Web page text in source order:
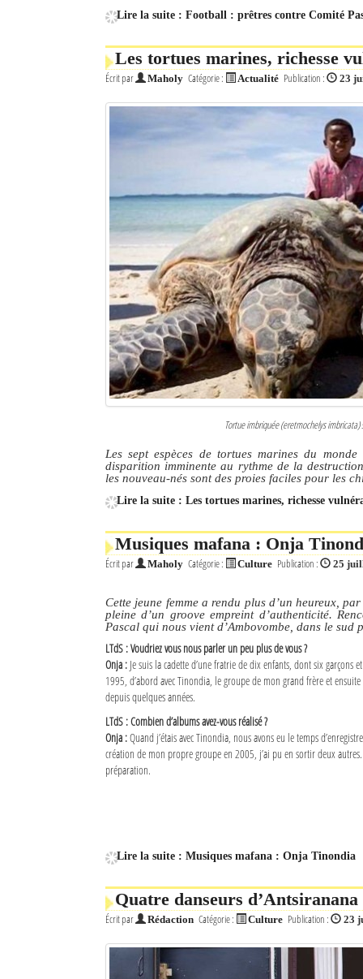
Lire la suite : Football : prêtres contre Comité
Les tortues marines, richesse
Écrit par Maholy Catégorie : Actualité Publication : 23
Tortue imbriquée (eretmochelys
Les sept espèces de tortues marines du
disparition imminente au rythme de la
les nouveau-nés sont des proies faciles pour les
Lire la suite : Les tortues marines, richesse
Musiques mafana : Onja
Écrit par Maholy Catégorie : Culture Publication : 25
Cette jeune femme a rendu plus d’un heureux,
pleine d’un groove empreint d’authenticité.
Pascal qui nous vient d’Ambovombe, dans le sud
LTdS : Voudriez vous nous parler un peu plus de vous ?
Onja : Je suis la cadette d’une fratrie de dix enfants, dont six garçons
1995, d’abord avec Tinondia, le groupe de mon grand frère et
depuis quelques années.
LTdS : Combien d’albums avez-vous réalisé ?
Onja :Quand j’étais avec Tinondia, nous avons eu le temps
création de mon propre groupe en 2005, j’ai pu en sortir deux
préparation.
Lire la suite : Musiques mafana : Onja Tinondia
Quatre danseurs
Écrit par Rédaction Catégorie : Culture Publication : 23